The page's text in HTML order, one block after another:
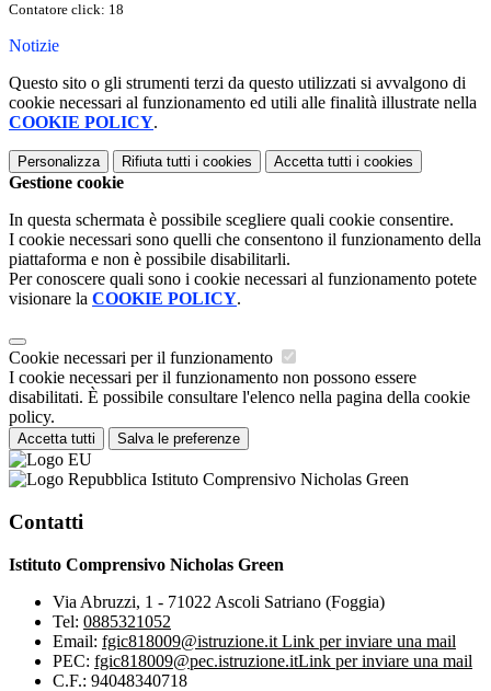
Contatore click: 18
Notizie
Questo sito o gli strumenti terzi da questo utilizzati si avvalgono di
cookie necessari al funzionamento ed utili alle finalità illustrate nella
COOKIE POLICY.
Personalizza Rifiuta tutti i cookies Accetta tutti i cookies
Gestione cookie
In questa schermata è possibile scegliere quali cookie consentire.
I cookie necessari sono quelli che consentono il funzionamento della
piattaforma e non è possibile disabilitarli.
Per conoscere quali sono i cookie necessari al funzionamento potete
visionare la COOKIE POLICY.
Cookie necessari per il funzionamento
I cookie necessari per il funzionamento non possono essere
disabilitati. È possibile consultare l'elenco nella pagina della cookie
policy.
Accetta tutti Salva le preferenze
Istituto Comprensivo Nicholas Green
Contatti
Istituto Comprensivo Nicholas Green
Via Abruzzi, 1 - 71022 Ascoli Satriano (Foggia)
Tel: 0885321052
Email: fgic818009@istruzione.it Link per inviare una mail
PEC: fgic818009@pec.istruzione.itLink per inviare una mail
C.F.: 94048340718